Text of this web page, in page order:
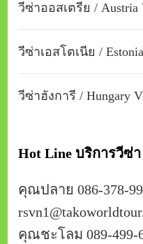
วีซ่าออสเตรีย / Austria
วีซ่าเอสโตเนีย /
วีซ่าฮังการี / Hungary
Hot Line บริการวีซ่า
คุณปลาย 086-378-
คุณชะโลม 089-499-